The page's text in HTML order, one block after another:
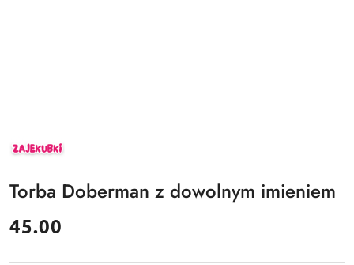
ZAJEKUBKI
Torba Doberman z dowolnym imieniem
cena:
45.00